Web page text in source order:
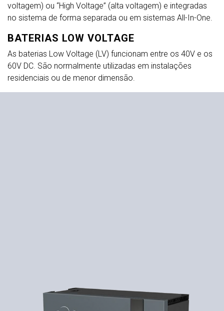
voltagem) ou “High Voltage” (alta voltagem) e integradas
no sistema de forma separada ou em sistemas All-In-One.
BATERIAS LOW VOLTAGE
As baterias Low Voltage (LV) funcionam entre os 40V e os
60V DC. São normalmente utilizadas em instalações
residenciais ou de menor dimensão.